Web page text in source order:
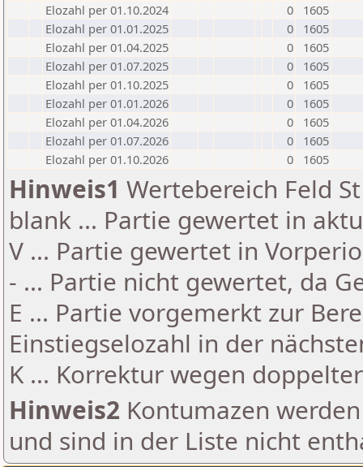
Elozahl per 01.10.2024
0
1605
Elozahl per 01.01.2025
0
1605
Elozahl per 01.04.2025
0
1605
Elozahl per 01.07.2025
0
1605
Elozahl per 01.10.2025
0
1605
Elozahl per 01.01.2026
0
1605
Elozahl per 01.04.2026
0
1605
Elozahl per 01.07.2026
0
1605
Elozahl per 01.10.2026
0 1605
Hinweis1 Wertebereich Feld
blank ... Partie gewertet in
V ... Partie gewertet in
- ... Partie nicht gewertet, da
E ... Partie vorgemerkt zur
Einstiegselozahl in der
K ... Korrektur wegen
Hinweis2 Kontumazen
und sind in der Liste nicht